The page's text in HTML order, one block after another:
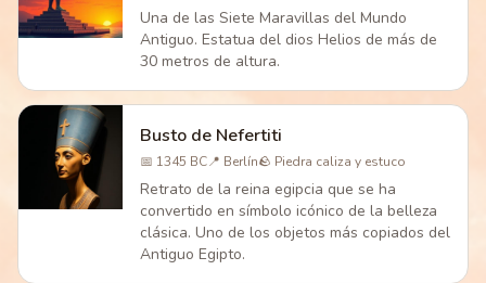
Una de las Siete Maravillas del Mundo
Antiguo. Estatua del dios Helios de más de
30 metros de altura.
Busto de Nefertiti
📅 1345 BC📍 Berlín🪨 Piedra caliza y estuco
Retrato de la reina egipcia que se ha
convertido en símbolo icónico de la belleza
clásica. Uno de los objetos más copiados del
Antiguo Egipto.